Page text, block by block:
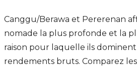
Canggu/Berawa et Pererenan
nomade la plus profonde et la
raison pour laquelle ils
rendements bruts. Comparez